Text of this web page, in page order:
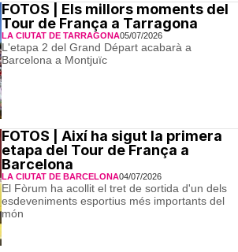
FOTOS | Els millors moments del
Tour de França a Tarragona
LA CIUTAT DE TARRAGONA05/07/2026
L'etapa 2 del Grand Départ acabarà a
Barcelona a Montjuïc
FOTOS | Així ha sigut la primera
etapa del Tour de França a
Barcelona
LA CIUTAT DE BARCELONA04/07/2026
El Fòrum ha acollit el tret de sortida d'un dels
esdeveniments esportius més importants del
món